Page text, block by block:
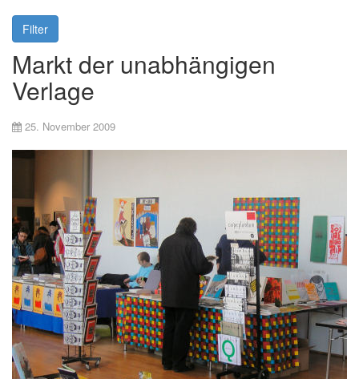
Filter
Markt der unabhängigen
Verlage
25. November 2009